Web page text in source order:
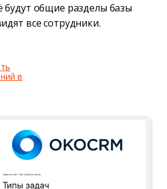
будут общие разделы базы
все сотрудники.
в